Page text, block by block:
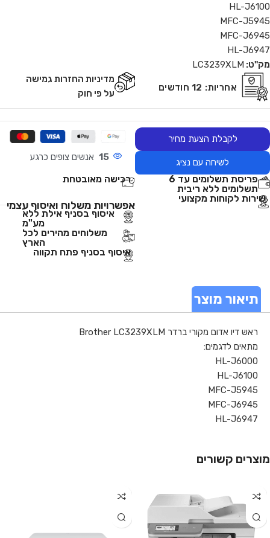
HL-J6100
MFC-J5945
MFC-J6945
HL-J6947
מק"ט: LC3239XLM
אחריות: 12 חודשים
מדיניות החזרות גמישה
על פי חוק
לקבלת הצעת מחיר
לשיחה עם נציג 15 אנשים צופים כרגע
פריסת תשלומים עד 6
תשלומים ללא ריבית
רכישה מאובטחת
שירות לקוחות מקצועי
אפשרויות משלוח ואיסוף עצמי
איסוף בסניף אילת ללא
מע"מ
משלוחים מהירים לכל
הארץ
איסוף בסניף פתח תקווה
תיאור מוצר
ראש דיו אדום מקורי ברדר Brother LC3239XLM
מתאים לדגמים:
HL-J6000
HL-J6100
MFC-J5945
MFC-J6945
HL-J6947
מוצרים קשורים